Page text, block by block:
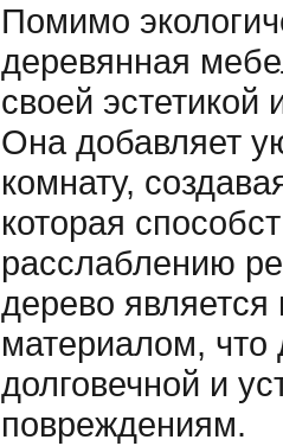
Помимо
деревянная
своей
Она добавляет
комнату,
которая
расслаблению
дерево
материалом, что
долговечной и
повреждениям.